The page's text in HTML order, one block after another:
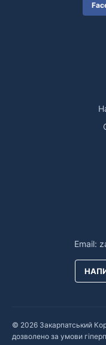
Email:
© 2026 Закарпатський
дозволено за умови